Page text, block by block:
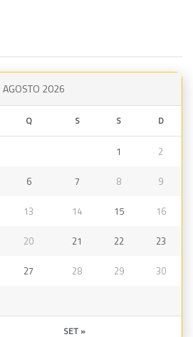
AGOSTO 2026
Q S S D
1 2
6 7 8 9
13 14 15 16
20 21 22 23
27 28 29 30
SET »